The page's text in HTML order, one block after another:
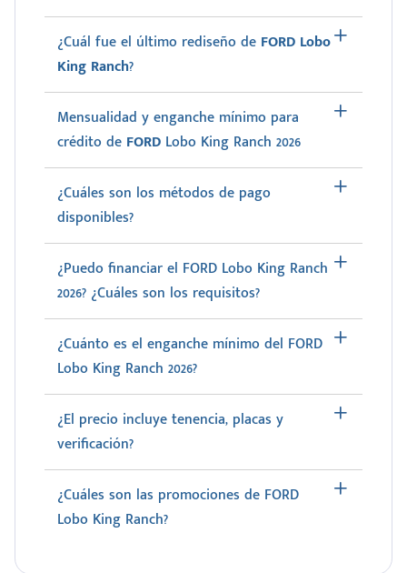
¿Cuál fue el último rediseño de FORD Lobo
King Ranch?
Mensualidad y enganche mínimo para
crédito de FORD Lobo King Ranch 2026
¿Cuáles son los métodos de pago
disponibles?
¿Puedo financiar el FORD Lobo King Ranch
2026? ¿Cuáles son los requisitos?
¿Cuánto es el enganche mínimo del FORD
Lobo King Ranch 2026?
¿El precio incluye tenencia, placas y
verificación?
¿Cuáles son las promociones de FORD
Lobo King Ranch?